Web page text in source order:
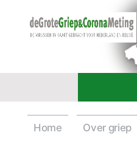
Home Over griep